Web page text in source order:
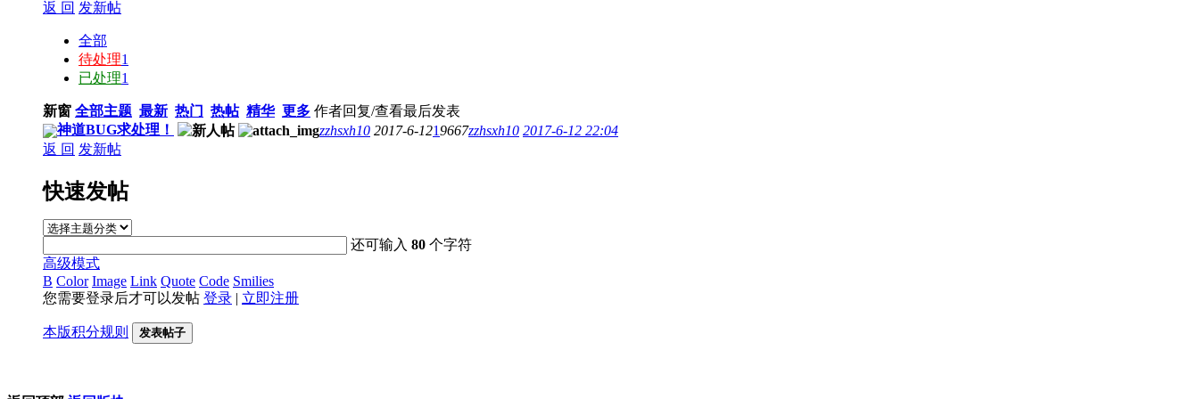
返 回 发新帖
全部
待处理1
已处理1
新窗 全部主题 最新 热门 热帖 精华 更多 作者回复/查看最后发表
神道BUG求处理！
zzhsxh10 2017-6-1219667zzhsxh10 2017-6-12 22:04
返 回 发新帖
快速发帖
还可输入80 个字符
高级模式
B Color Image Link Quote Code Smilies
您需要登录后才可以发帖 登录 | 立即注册
本版积分规则 发表帖子